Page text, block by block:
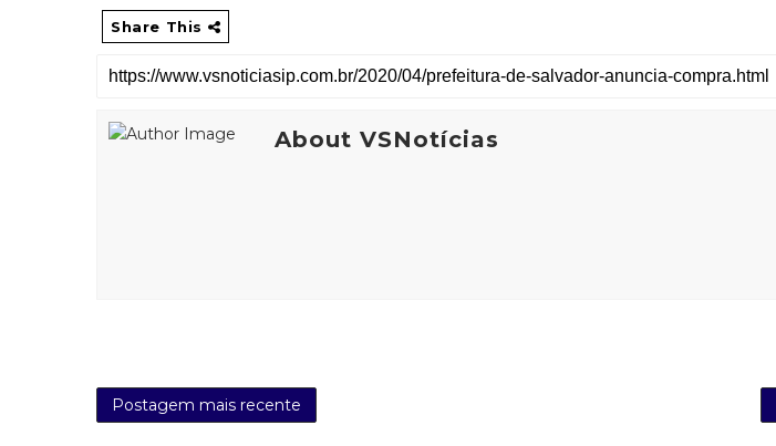
Share This
About VSNotícias
Postagem mais recente